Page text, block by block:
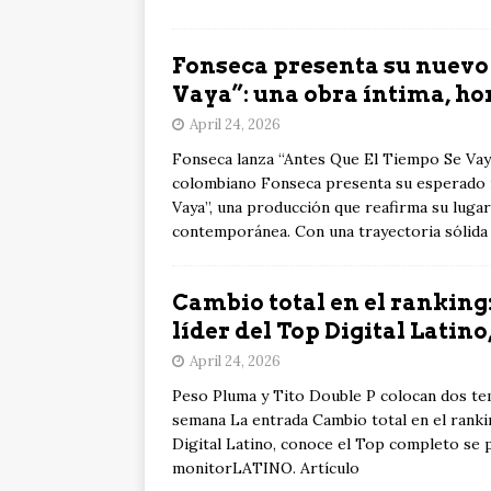
Fonseca presenta su
Vaya”: una obra íntima,
April 24, 2026
Fonseca lanza “Antes Que El Tiempo Se
colombiano Fonseca presenta su
Vaya”, una producción que reafirma su
contemporánea. Con una trayectoria
Cambio total en el
líder del Top Digital
April 24, 2026
Peso Pluma y Tito Double P colocan dos
semana La entrada Cambio total en el
Digital Latino, conoce el Top completo se
monitorLATINO. Artículo